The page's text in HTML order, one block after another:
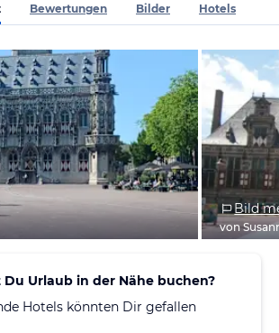
Bewertungen Bilder Hotels
Bild
von
Du Urlaub in der Nähe buchen?
Hotels könnten Dir gefallen